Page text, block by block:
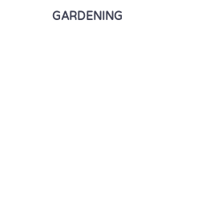
GARDENING